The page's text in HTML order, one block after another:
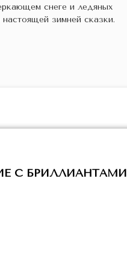
снеге и ледяных
зимней сказки.
С БРИЛЛИАНТАМИ